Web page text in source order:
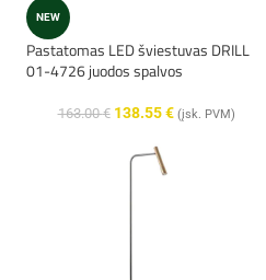
NEW
Pastatomas LED šviestuvas DRILL
01-4726 juodos spalvos
163.00€ 138.55€ (įsk. PVM)